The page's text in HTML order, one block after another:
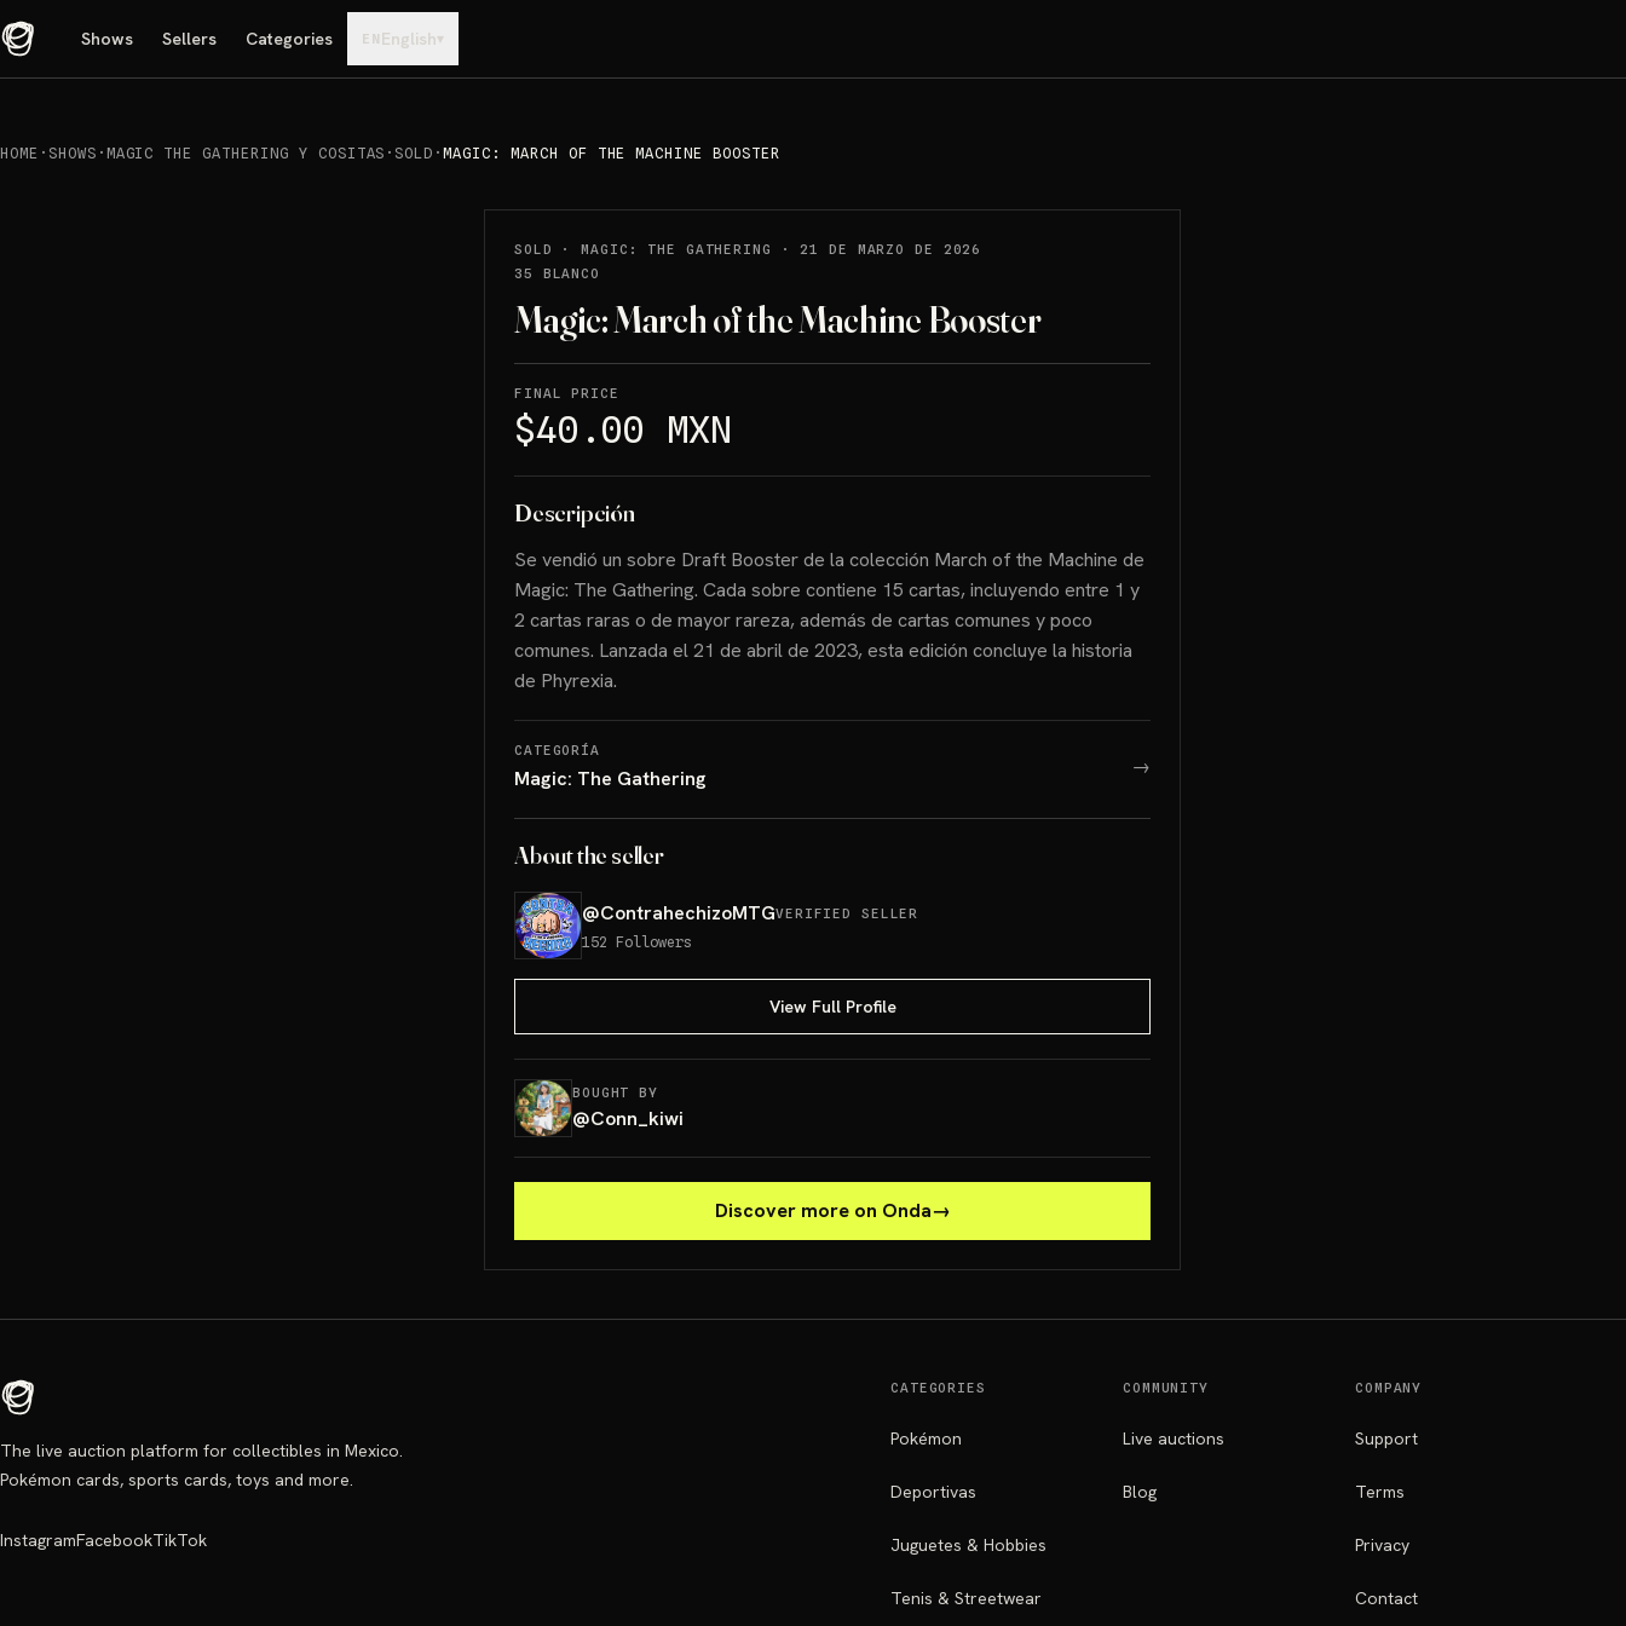
Shows Sellers Categories EN English▾
HOME · SHOWS · MAGIC THE GATHERING Y COSITAS · SOLD ·MAGIC: MARCH OF THE MACHINE BOOSTER
SOLD ·MAGIC: THE GATHERING ·21 DE MARZO DE 2026
35 BLANCO
Magic: March of the Machine Booster
FINAL PRICE
$40.00 MXN
Descripción
Se vendió un sobre Draft Booster de la colección March of the Machine de
Magic: The Gathering. Cada sobre contiene 15 cartas, incluyendo entre 1 y
2 cartas raras o de mayor rareza, además de cartas comunes y poco
comunes. Lanzada el 21 de abril de 2023, esta edición concluye la historia
de Phyrexia.
CATEGORÍA
Magic: The Gathering →
About the seller
@ContrahechizoMTGVERIFIED SELLER
152 Followers
View Full Profile
BOUGHT BY
@Conn_kiwi
Discover more on Onda→
The live auction platform for collectibles in Mexico.
Pokémon cards, sports cards, toys and more.
InstagramFacebookTikTok
CATEGORIES
Pokémon
Deportivas
Juguetes & Hobbies
Tenis & Streetwear
COMMUNITY
Live auctions
Blog
COMPANY
Support
Terms
Privacy
Contact